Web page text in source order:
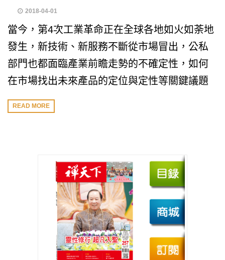
2018-04-01
當今，第4次工業革命正在全球各地如火如荼地
發生，新技術、新服務不斷從市場冒出，公私
部門也都面臨產業前瞻走勢的不確定性，如何
在市場找出未來產品的定位與定性等關鍵議題
READ MORE